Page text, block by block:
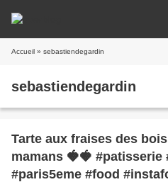
Accueil » sebastiendegardin
sebastiendegardin
Tarte aux fraises des
mamans 🍓🍓
#paris5eme #food